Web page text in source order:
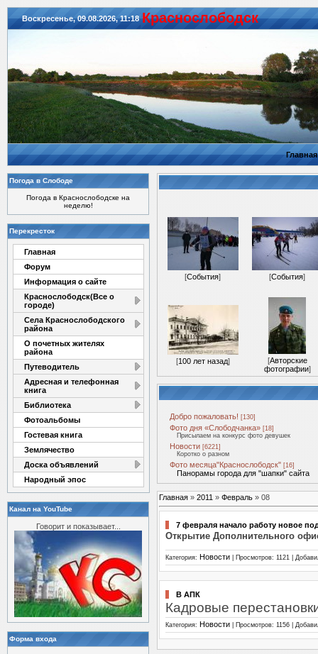
Воскресенье, 09.08.2026, 11:18 Красноcлободск
Главная
Погода в Слободе
Погода в Краснослободске на
неделю!
Перекресток
Главная
Форум
Информация о сайте
Краснослободск(Все о
городе)
Села Краснослободского
района
О почетных жителях
района
Путеводитель
Адресная и телефонная
книга
Библиотека
Фотоальбомы
Гостевая книга
Землячество
Доска объявлений
Народный эпос
Канал на YouTube
Говорит и показывает...
Форма входа
[События] [События]
[100 лет назад] [Авторские
фотографии]
Добро пожаловать! [130]
Фото дня «Слободчанка» [18]
Присылаем на конкурс фото девушек
Новости [6221]
Коротко о разном
Фото месяца"Краснослободск" [16]
Панорамы города для "шапки" сайта
Главная » 2011 » Февраль » 08
7 февраля начало работу новое
Открытие Дополнительного
Категория: Новости | Просмотров: 1121 |
В АПК
Кадровые
Категория: Новости | Просмотров: 1156 |